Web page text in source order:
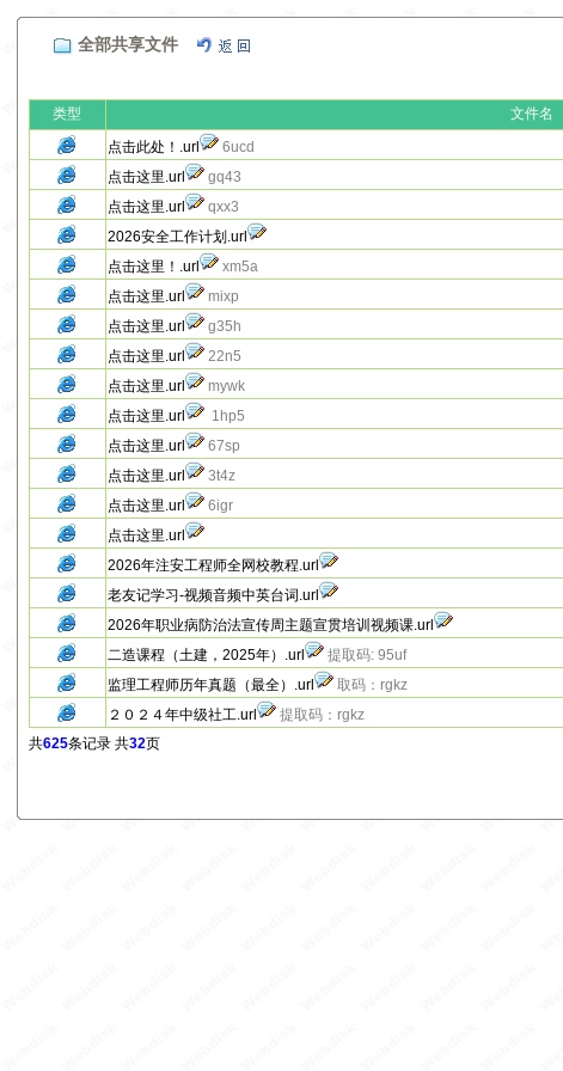
全部共享文件
类型
文件名
点击此处！.url
6ucd
点击这里.url
gq43
点击这里.url
qxx3
2026安全工作计划.url
点击这里！.url
xm5a
点击这里.url
mixp
点击这里.url
g35h
点击这里.url
22n5
点击这里.url
mywk
点击这里.url
1hp5
点击这里.url
67sp
点击这里.url
3t4z
点击这里.url
6igr
点击这里.url
2026年注安工程师全网校教程.url
老友记学习-视频音频中英台词.url
2026年职业病防治法宣传周主题宣贯培训视频课.url
二造课程（土建，2025年）.url
提取码: 95uf
监理工程师历年真题（最全）.url
取码：rgkz
２０２４年中级社工.url
提取码：rgkz
共625条记录 共32页